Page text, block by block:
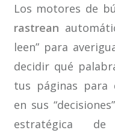
Los motores de
rastrean
leen” para
decidir qué
tus páginas para
en sus
estratégica